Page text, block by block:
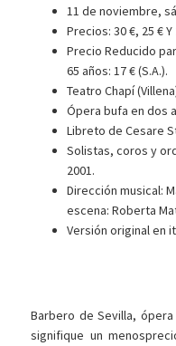
11 de noviembre,
Precios: 30 €, 25 € Y
Precio Reducido
65 años: 17 € (S.A.).
Teatro Chapí
Ópera bufa en dos
Libreto de Cesare
Solistas, coros y
2001.
Dirección musical:
escena: Roberta
Versión original en
Barbero de Sevilla,
signifique un